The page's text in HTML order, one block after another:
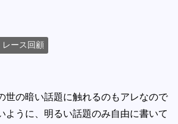
レース回顧
世の暗い話題に触れるのもアレなので
ように、明るい話題のみ自由に書いて